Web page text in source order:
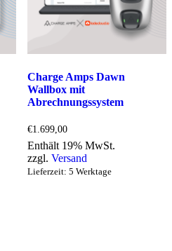
Charge Amps Dawn
Wallbox mit
Abrechnungssystem
€1.699,00
Enthält 19% MwSt.
zzgl.Versand
Lieferzeit: 5 Werktage